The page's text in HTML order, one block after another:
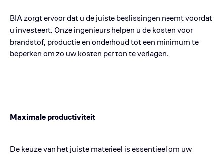
BIA zorgt ervoor dat u de juiste beslissingen neemt voordat
u investeert. Onze ingenieurs helpen u de kosten voor
brandstof, productie en onderhoud tot een minimum te
beperken om zo uw kosten per ton te verlagen.
Maximale productiviteit
De keuze van het juiste materieel is essentieel om uw